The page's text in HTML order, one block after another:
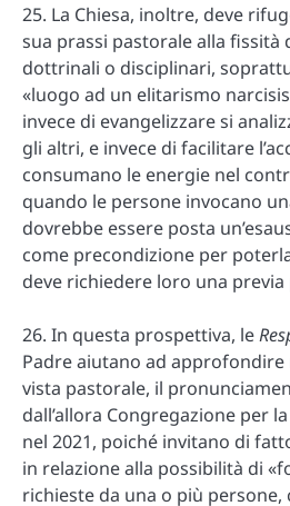
25. La Chiesa, inoltre, deve
sua prassi pastorale alla fissità
dottrinali o disciplinari,
«luogo ad un elitarismo
invece di evangelizzare si
gli altri, e invece di facilitare
consumano le energie nel
quando le persone invocano
dovrebbe essere posta
come precondizione per
deve richiedere loro una
26. In questa prospettiva, le
Padre aiutano ad
vista pastorale, il
dall’allora Congregazione per
nel 2021, poiché invitano di
in relazione alla possibilità di
richieste da una o più